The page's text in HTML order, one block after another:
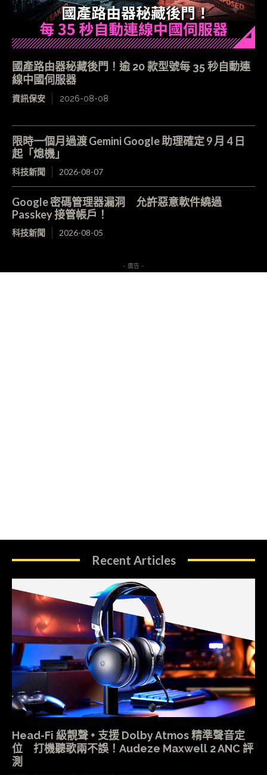
國產路由器秘藏後門！逾 20 款型號每 35 秒自動連
線中國伺服器
資訊保安 2026-08-08
限時一個月過渡 Gemini Google 助理確定 9 月 4 日
起「熄機」
科技新聞 2026-08-07
Google 密碼管理器漏洞 允許惡意軟件繞過
Passkey 接管帳戶！
科技新聞 2026-08-05
- 廣告 -
Recent Articles
Head-Fi 級靚聲 + 支援 Dolby Atmos 精準聲音定
位 打機聽歌兩不誤！Audeze Maxwell 2 ANC 評
測